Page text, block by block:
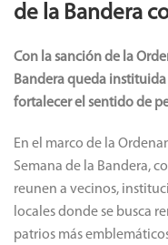
de la Bandera
Con la sanción de la
Bandera queda
fortalecer el sentido de
En el marco de la
Semana de la Bandera,
reunen a vecinos,
locales donde se busca
patrios más